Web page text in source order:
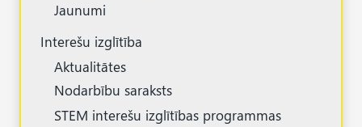
Jaunumi
Interešu izglītība
Aktualitātes
Nodarbību saraksts
STEM interešu izglītības programmas